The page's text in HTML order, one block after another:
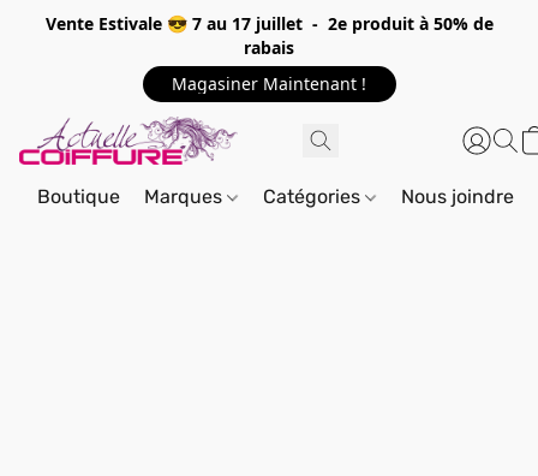
Vente Estivale 😎 7 au 17 juillet - 2e produit à 50% de
rabais
Magasiner Maintenant !
Boutique Marques Catégories Nous joindre